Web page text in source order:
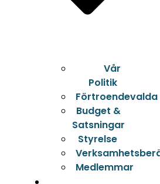
Vår
Politik
Förtroendevalda
Budget &
Satsningar
Styrelse
Medlemmar